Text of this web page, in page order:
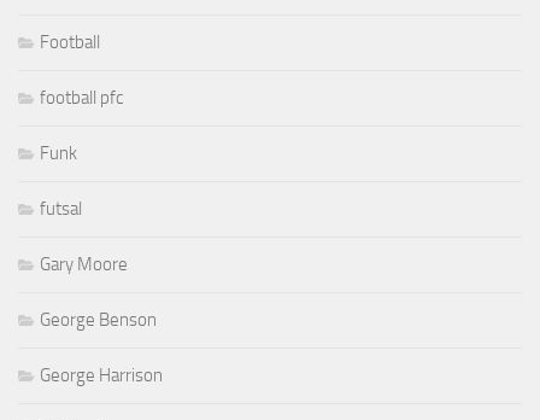
Football
football pfc
Funk
futsal
Gary Moore
George Benson
George Harrison